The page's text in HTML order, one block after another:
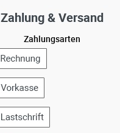
Zahlung & Versand
Zahlungsarten